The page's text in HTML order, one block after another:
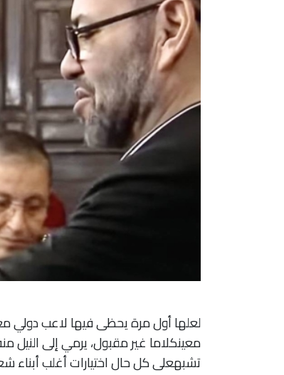
لعلها أول مرة يحظى فيها لاعب دولي
معينكلاما غير مقبول، يرمي إلى النيل
تشبهعلى كل حال اختيارات أغلب أبناء